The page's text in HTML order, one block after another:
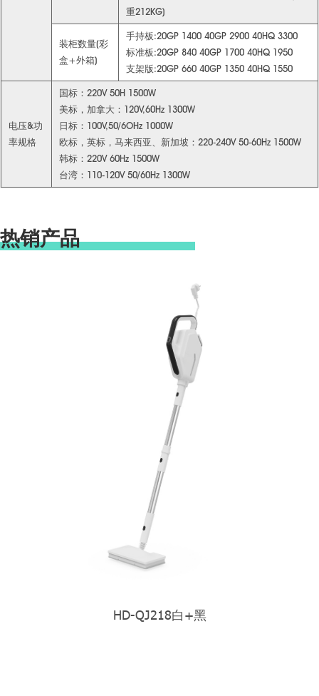
重212KG)
装柜数量(彩
盒+外箱)
手持板:20GP 1400 40GP 2900 40HQ 3300
标准板:20GP 840 40GP 1700 40HQ 1950
支架版:20GP 660 40GP 1350 40HQ 1550
电压&功
率规格
国标：220V 50H 1500W
美标，加拿大：120V,60Hz 1300W
日标：100V,50/6OHz 1000W
欧标，英标，马来西亚、新加坡：220-240V 50-60Hz 1500W
韩标：220V 60Hz 1500W
台湾：110-120V 50/60Hz 1300W
热销产品
HD-QJ218白+黑